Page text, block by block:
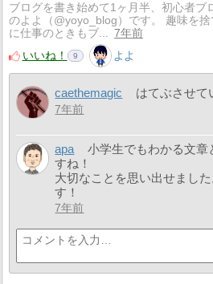
ブログを書き始めて1ヶ月半、初心者ブ
のよよ（@yoyo_blog）です。 趣味を捨
に仕事のときもブ...
7年前
いいね！
9 よよ
caethemagic はてぶさせて
7年前
apa
小学生でもわかる文章
すね！
大切なことを思い出せまし
す！
7年前